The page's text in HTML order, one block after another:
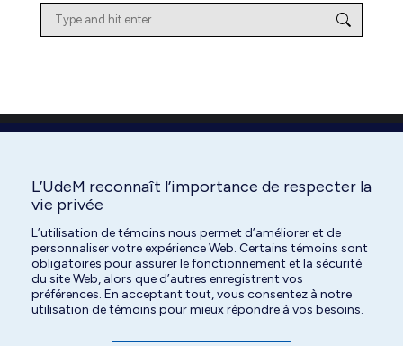
Search:
Tous droits réservés | Centre hospitalier universitaire vétérinaire de l'Université
de Montréal | 2026
L’UdeM reconnaît l’importance de respecter la
vie privée
L’utilisation de témoins nous permet d’améliorer et de
personnaliser votre expérience Web. Certains témoins sont
obligatoires pour assurer le fonctionnement et la sécurité
du site Web, alors que d’autres enregistrent vos
préférences. En acceptant tout, vous consentez à notre
utilisation de témoins pour mieux répondre à vos besoins.